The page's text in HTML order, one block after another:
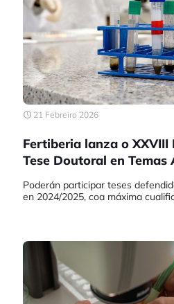
21 Febreiro 2026
Fertiberia lanza o XXVIII
Tese Doutoral en Temas
Poderán participar teses
en 2024/2025, coa máxima